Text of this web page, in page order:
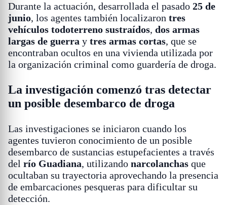
Durante la actuación, desarrollada el pasado 25 de
junio, los agentes también localizaron tres
vehículos todoterreno sustraídos, dos armas
largas de guerra y tres armas cortas, que se
encontraban ocultos en una vivienda utilizada por
la organización criminal como guardería de droga.
La investigación comenzó tras detectar
un posible desembarco de droga
Las investigaciones se iniciaron cuando los
agentes tuvieron conocimiento de un posible
desembarco de sustancias estupefacientes a través
del río Guadiana, utilizando narcolanchas que
ocultaban su trayectoria aprovechando la presencia
de embarcaciones pesqueras para dificultar su
detección.